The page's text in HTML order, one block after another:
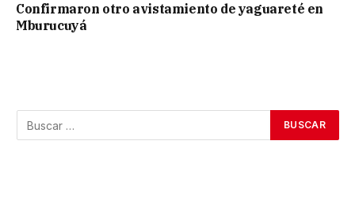
Confirmaron otro avistamiento de yaguareté en
Mburucuyá